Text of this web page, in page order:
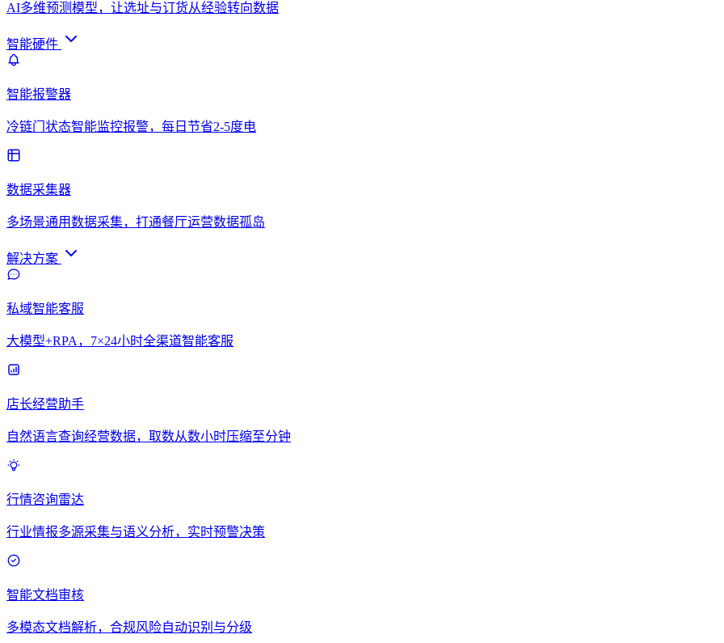
AI多维预测模型，让选址与订货从经验转向数据
智能硬件
智能报警器
冷链门状态智能监控报警，每日节省2-5度电
数据采集器
多场景通用数据采集，打通餐厅运营数据孤岛
解决方案
私域智能客服
大模型+RPA，7×24小时全渠道智能客服
店长经营助手
自然语言查询经营数据，取数从数小时压缩至分钟
行情咨询雷达
行业情报多源采集与语义分析，实时预警决策
智能文档审核
多模态文档解析，合规风险自动识别与分级